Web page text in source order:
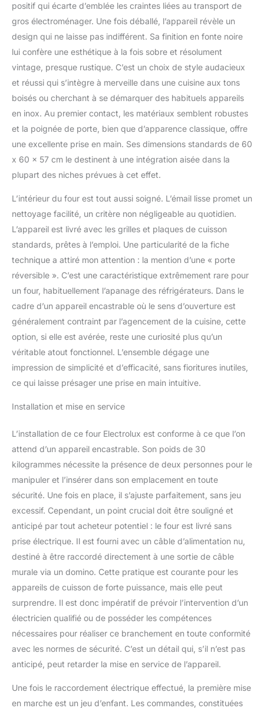
positif qui écarte d’emblée les craintes liées au transport de
gros électroménager. Une fois déballé, l’appareil révèle un
design qui ne laisse pas indifférent. Sa finition en fonte noire
lui confère une esthétique à la fois sobre et résolument
vintage, presque rustique. C’est un choix de style audacieux
et réussi qui s’intègre à merveille dans une cuisine aux tons
boisés ou cherchant à se démarquer des habituels appareils
en inox. Au premier contact, les matériaux semblent robustes
et la poignée de porte, bien que d’apparence classique, offre
une excellente prise en main. Ses dimensions standards de 60
x 60 x 57 cm le destinent à une intégration aisée dans la
plupart des niches prévues à cet effet.
L’intérieur du four est tout aussi soigné. L’émail lisse promet un
nettoyage facilité, un critère non négligeable au quotidien.
L’appareil est livré avec les grilles et plaques de cuisson
standards, prêtes à l’emploi. Une particularité de la fiche
technique a attiré mon attention : la mention d’une « porte
réversible ». C’est une caractéristique extrêmement rare pour
un four, habituellement l’apanage des réfrigérateurs. Dans le
cadre d’un appareil encastrable où le sens d’ouverture est
généralement contraint par l’agencement de la cuisine, cette
option, si elle est avérée, reste une curiosité plus qu’un
véritable atout fonctionnel. L’ensemble dégage une
impression de simplicité et d’efficacité, sans fioritures inutiles,
ce qui laisse présager une prise en main intuitive.
Installation et mise en service
L’installation de ce four Electrolux est conforme à ce que l’on
attend d’un appareil encastrable. Son poids de 30
kilogrammes nécessite la présence de deux personnes pour le
manipuler et l’insérer dans son emplacement en toute
sécurité. Une fois en place, il s’ajuste parfaitement, sans jeu
excessif. Cependant, un point crucial doit être souligné et
anticipé par tout acheteur potentiel : le four est livré sans
prise électrique. Il est fourni avec un câble d’alimentation nu,
destiné à être raccordé directement à une sortie de câble
murale via un domino. Cette pratique est courante pour les
appareils de cuisson de forte puissance, mais elle peut
surprendre. Il est donc impératif de prévoir l’intervention d’un
électricien qualifié ou de posséder les compétences
nécessaires pour réaliser ce branchement en toute conformité
avec les normes de sécurité. C’est un détail qui, s’il n’est pas
anticipé, peut retarder la mise en service de l’appareil.
Une fois le raccordement électrique effectué, la première mise
en marche est un jeu d’enfant. Les commandes, constituées